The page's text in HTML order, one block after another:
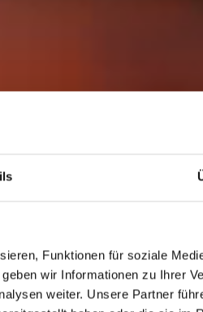
Funktionen für soziale
wir Informationen zu Ihrer
weiter. Unsere Partner